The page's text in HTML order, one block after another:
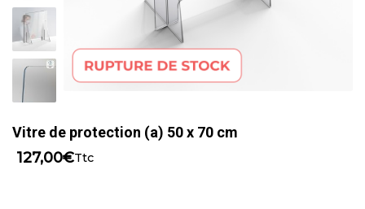
Vitre de protection (a) 50 x 70 cm
127,00€Ttc